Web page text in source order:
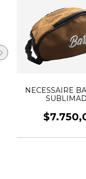
NECESSAIRE